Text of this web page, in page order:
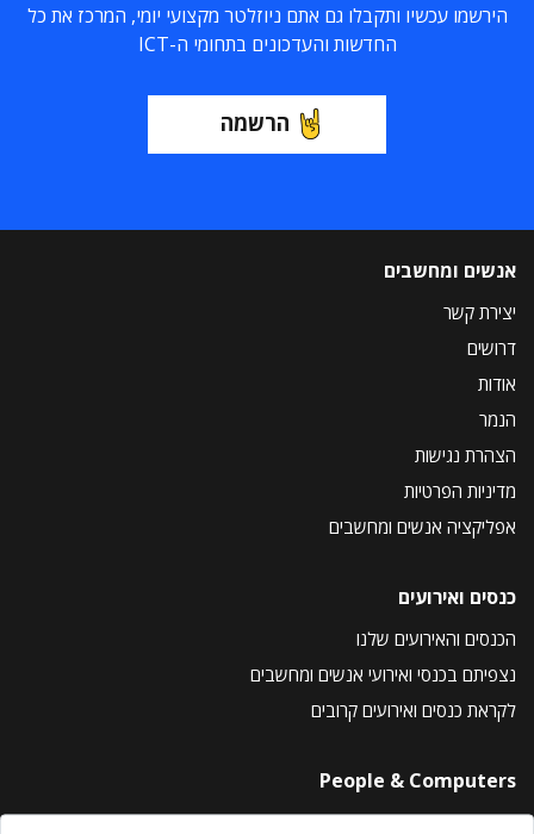
הירשמו עכשיו ותקבלו גם אתם ניוזלטר מקצועי יומי, המרכז את כל
החדשות והעדכונים בתחומי ה-ICT
הרשמה
אנשים ומחשבים
יצירת קשר
דרושים
אודות
הנמר
הצהרת נגישות
מדיניות הפרטיות
אפליקציה אנשים ומחשבים
כנסים ואירועים
הכנסים והאירועים שלנו
נצפיתם בכנסי ואירועי אנשים ומחשבים
לקראת כנסים ואירועים קרובים
People & Computers
About Us